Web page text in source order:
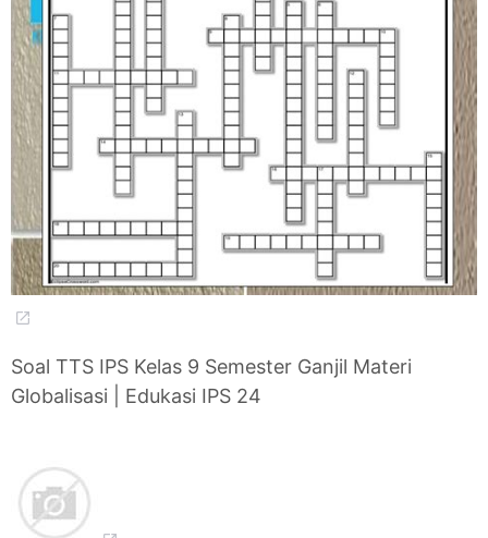
Soal TTS IPS Kelas 9 Semester Ganjil Materi
Globalisasi | Edukasi IPS 24